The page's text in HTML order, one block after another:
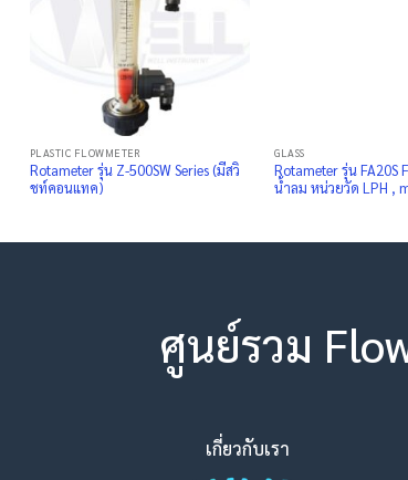
PLASTIC FLOWMETER
Rotameter รุ่น Z-500SW Series (มีสวิ
ชท์คอนแทค)
GLASS
Rotameter รุ่น FA20S
น้ำลม หน่วยวัด LPH ,
ศูนย์รวม
เกี่ยวกับเรา